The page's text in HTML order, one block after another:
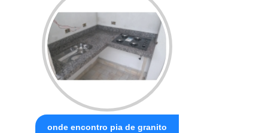
onde encontro pia de granito